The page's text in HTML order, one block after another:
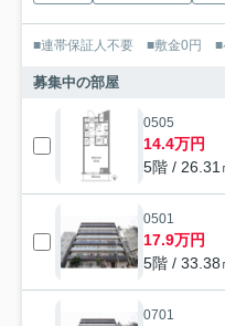
■連帯保証人不要 ■敷金0円 ■
募集中の部屋
0505
14.4万円
5階 / 26.31
0501
17.9万円
5階 / 33.38
0701